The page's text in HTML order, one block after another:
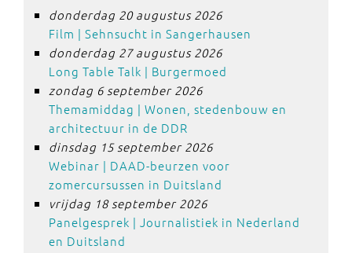
donderdag 20 augustus 2026
Film | Sehnsucht in Sangerhausen
donderdag 27 augustus 2026
Long Table Talk | Burgermoed
zondag 6 september 2026
Themamiddag | Wonen, stedenbouw en
architectuur in de DDR
dinsdag 15 september 2026
Webinar | DAAD-beurzen voor
zomercursussen in Duitsland
vrijdag 18 september 2026
Panelgesprek | Journalistiek in Nederland
en Duitsland